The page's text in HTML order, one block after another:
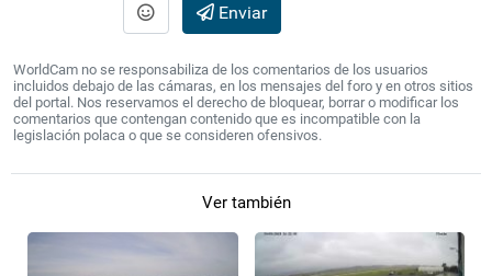
Enviar
WorldCam no se responsabiliza de los comentarios de los usuarios
incluidos debajo de las cámaras, en los mensajes del foro y en otros sitios
del portal. Nos reservamos el derecho de bloquear, borrar o modificar los
comentarios que contengan contenido que es incompatible con la
legislación polaca o que se consideren ofensivos.
Ver también